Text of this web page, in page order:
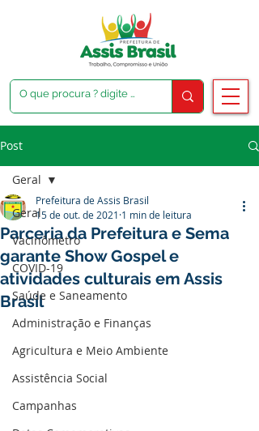
Post
Geral
Vacinômetro
COVID-19
Saúde e Saneamento
Administração e Finanças
Agricultura e Meio Ambiente
Assistência Social
Campanhas
Geral
Parceria da Prefeitura e Sema
garante Show Gospel e
atividades culturais em Assis
Brasil
Prefeitura de Assis Brasil
15 de out. de 2021 1 min de leitura